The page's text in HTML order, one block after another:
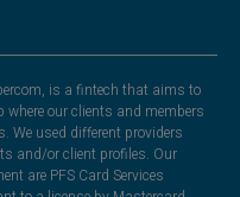
is a fintech that aims to
our clients and members
We used different providers
and/or client profiles. Our
are PFS Card Services